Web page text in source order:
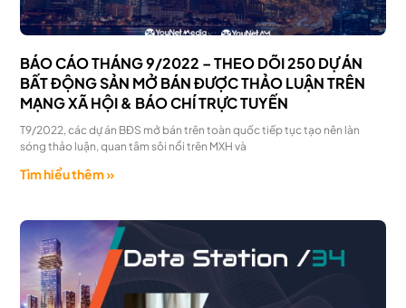
BÁO CÁO THÁNG 9/2022 – THEO DÕI 250 DỰ ÁN
BẤT ĐỘNG SẢN MỞ BÁN ĐƯỢC THẢO LUẬN TRÊN
MẠNG XÃ HỘI & BÁO CHÍ TRỰC TUYẾN
T9/2022, các dự án BĐS mở bán trên toàn quốc tiếp tục tạo nên làn
sóng thảo luận, quan tâm sôi nổi trên MXH và
Tìm hiểu thêm »